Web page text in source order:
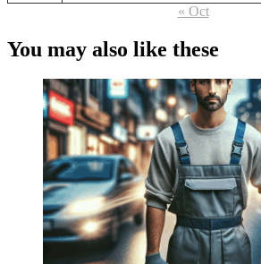
« Oct
You may also like these